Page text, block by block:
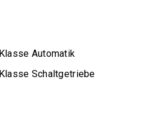
Automatik
Schaltgetriebe